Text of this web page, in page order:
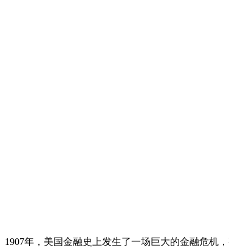
1907年，美国金融史上发生了一场巨大的金融危机